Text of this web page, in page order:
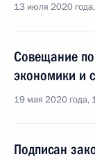
13 июля 2020
Совещание
экономики и
19 мая 2020 года,
Подписан